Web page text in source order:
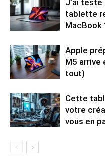
tablette
MacBook
Apple
M5 arrive
tout)
Cette
votre
vous en